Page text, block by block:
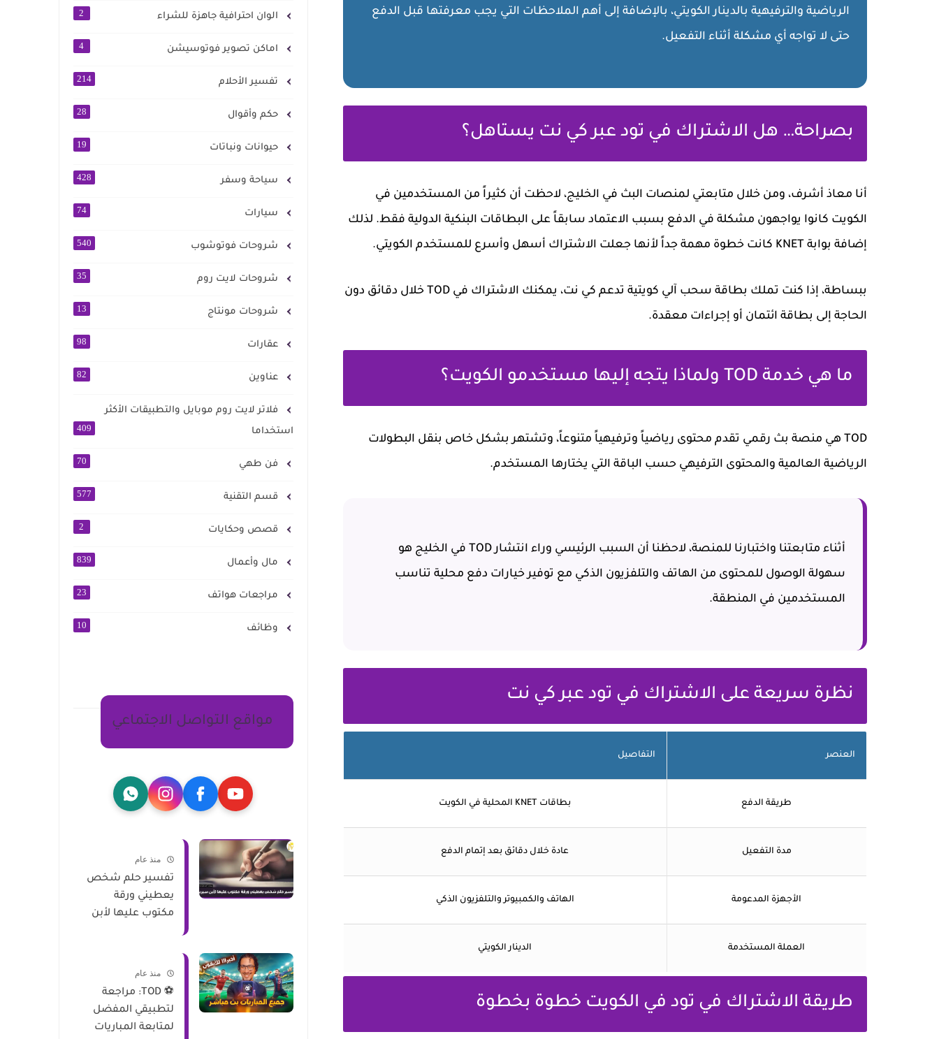
الرياضية والترفيهية بالدينار الكويتي، بالإضافة إلى أهم الملاحظات التي يجب معرفتها قبل الدفع
حتى لا تواجه أي مشكلة أثناء التفعيل.
بصراحة… هل الاشتراك في تود عبر كي نت يستاهل؟
أنا معاذ أشرف، ومن خلال متابعتي لمنصات البث في الخليج، لاحظت أن كثيراً من المستخدمين في
الكويت كانوا يواجهون مشكلة في الدفع بسبب الاعتماد سابقاً على البطاقات البنكية الدولية فقط. لذلك
إضافة بوابة KNET كانت خطوة مهمة جداً لأنها جعلت الاشتراك أسهل وأسرع للمستخدم الكويتي.
ببساطة، إذا كنت تملك بطاقة سحب آلي كويتية تدعم كي نت، يمكنك الاشتراك في TOD خلال دقائق دون
الحاجة إلى بطاقة ائتمان أو إجراءات معقدة.
ما هي خدمة TOD ولماذا يتجه إليها مستخدمو الكويت؟
TOD هي منصة بث رقمي تقدم محتوى رياضياً وترفيهياً متنوعاً، وتشتهر بشكل خاص بنقل البطولات
الرياضية العالمية والمحتوى الترفيهي حسب الباقة التي يختارها المستخدم.
أثناء متابعتنا واختبارنا للمنصة، لاحظنا أن السبب الرئيسي وراء انتشار TOD في الخليج هو
سهولة الوصول للمحتوى من الهاتف والتلفزيون الذكي مع توفير خيارات دفع محلية تناسب
المستخدمين في المنطقة.
نظرة سريعة على الاشتراك في تود عبر كي نت
العنصر التفاصيل
طريقة الدفع بطاقات KNET المحلية في الكويت
مدة التفعيل عادة خلال دقائق بعد إتمام الدفع
الأجهزة المدعومة الهاتف والكمبيوتر والتلفزيون الذكي
العملة المستخدمة الدينار الكويتي
طريقة الاشتراك في تود في الكويت خطوة بخطوة
الوان احترافية جاهزة للشراء 2
اماكن تصوير فوتوسيشن 4
تفسير الأحلام 214
حكم وأقوال 28
حيوانات ونباتات 19
سياحة وسفر 428
سيارات 74
شروحات فوتوشوب 540
شروحات لايت روم 35
شروحات مونتاج 13
عقارات 98
عناوين 82
فلاتر لايت روم موبايل والتطبيقات الأكثر
استخداما
409
فن طهي 70
قسم التقنية 577
قصص وحكايات 2
مال وأعمال 839
مراجعات هواتف 23
وظائف 10
مواقع التواصل الاجتماعي
منذ عام
تفسير حلم شخص
يعطيني ورقة
مكتوب عليها لأبن
منذ عام
⚽ TOD: مراجعة
لتطبيقي المفضل
لمتابعة المباريات